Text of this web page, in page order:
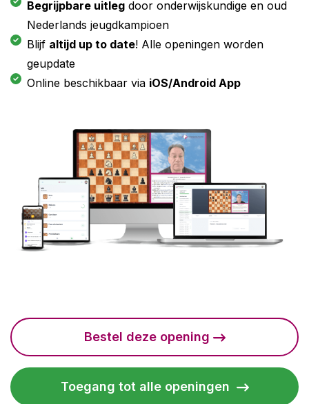
Begrijpbare uitleg door onderwijskundige en oud
Nederlands jeugdkampioen
Blijf altijd up to date! Alle openingen worden
geupdate
Online beschikbaar via iOS/Android App
Bestel deze opening
Toegang tot alle openingen